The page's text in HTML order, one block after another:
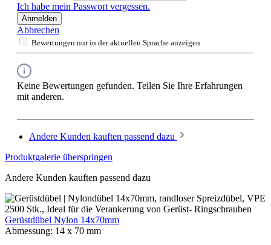
Ich habe mein Passwort vergessen.
Anmelden
Abbrechen
Bewertungen nur in der aktuellen Sprache anzeigen.
Keine Bewertungen gefunden. Teilen Sie Ihre Erfahrungen
mit anderen.
Andere Kunden kauften passend dazu
Produktgalerie überspringen
Andere Kunden kauften passend dazu
Gerüstdübel Nylon 14x70mm
Abmessung: 14 x 70 mm